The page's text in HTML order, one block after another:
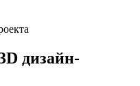
дизайн-